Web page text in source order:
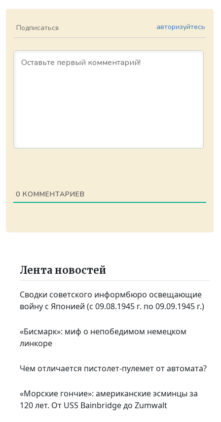
Подписаться авторизуйтесь
0 КОММЕНТАРИЕВ
Лента новостей
Сводки советского информбюро освещающие
войну с Японией (с 09.08.1945 г. по 09.09.1945 г.)
«Бисмарк»: миф о непобедимом немецком
линкоре
Чем отличается пистолет-пулемет от автомата?
«Морские гончие»: американские эсминцы за
120 лет. От USS Bainbridge до Zumwalt